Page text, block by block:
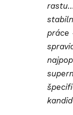
práce